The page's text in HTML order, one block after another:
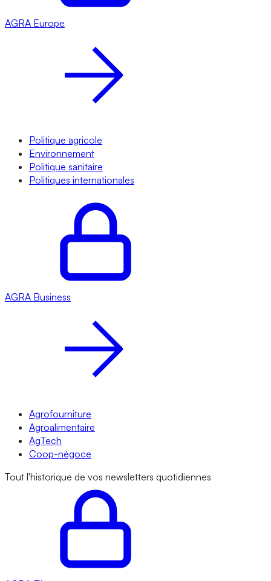
AGRA Europe
Politique agricole
Environnement
Politique sanitaire
Politiques internationales
AGRA Business
Agrofourniture
Agroalimentaire
AgTech
Coop-négoce
Tout l'historique de vos newsletters quotidiennes